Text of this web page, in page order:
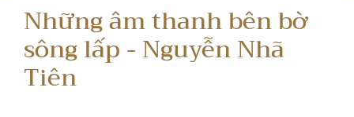
Những âm thanh bên bờ
sông lấp - Nguyễn Nhã
Tiên